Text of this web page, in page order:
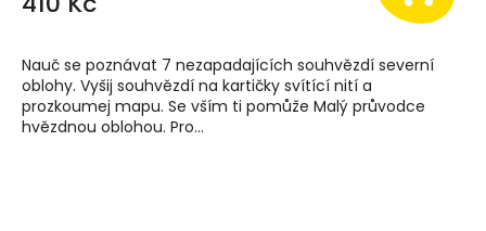
Nauč se poznávat 7 nezapadajících souhvězdí severní
oblohy. Vyšij souhvězdí na kartičky svítící nití a
prozkoumej mapu. Se vším ti pomůže Malý průvodce
hvězdnou oblohou. Pro...